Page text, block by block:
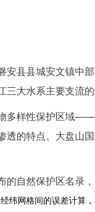
县县城安文镇中
大水系主要支流的
多样性保护区域
透的特点。大盘山
的自然保护区名录，
纬网格间的误差计算